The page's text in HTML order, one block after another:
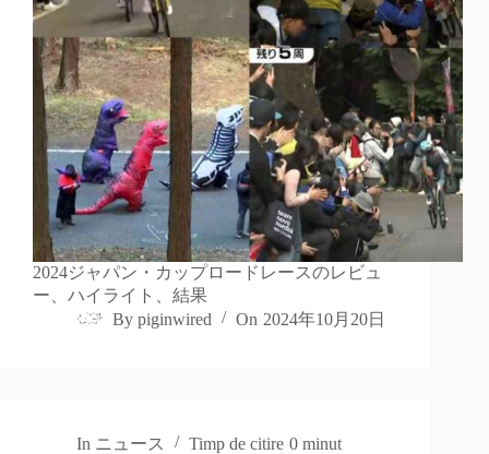
2024ジャパン・カップロードレースのレビュ
ー、ハイライト、結果
By piginwired On 2024年10月20日
In ニュース Timp de citire 0 minut